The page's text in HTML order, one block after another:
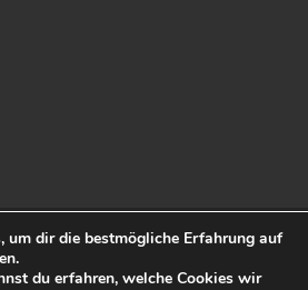
– Alle Rechte vorbehalten
Entworfen mit demCustomizr-Theme
um dir die bestmögliche Erfahrung auf
du erfahren, welche Cookies wir